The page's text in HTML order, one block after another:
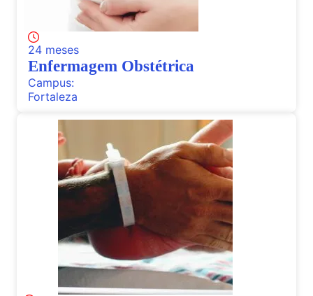
24 meses
Enfermagem Obstétrica
Campus:
Fortaleza